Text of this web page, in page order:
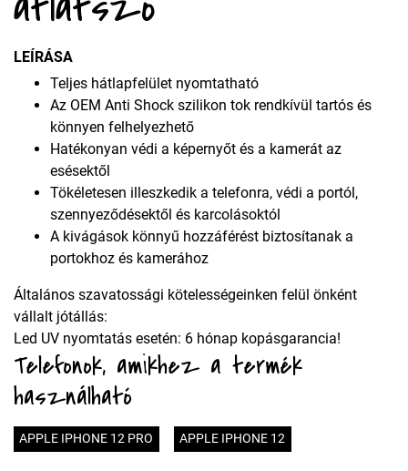
LEÍRÁSA
Teljes hátlapfelület nyomtatható
Az OEM Anti Shock szilikon tok rendkívül tartós és
könnyen felhelyezhető
Hatékonyan védi a képernyőt és a kamerát az
esésektől
Tökéletesen illeszkedik a telefonra, védi a portól,
szennyeződésektől és karcolásoktól
A kivágások könnyű hozzáférést biztosítanak a
portokhoz és kamerához
Általános szavatossági kötelességeinken felül önként
vállalt jótállás:
Led UV nyomtatás esetén: 6 hónap kopásgarancia!
Telefonok, amikhez a termék
használható
APPLE IPHONE 12 PRO APPLE IPHONE 12